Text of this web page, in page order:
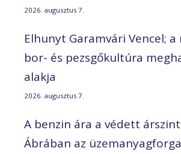
2026. augusztus 7.
Elhunyt Garamvári Vencel;
bor- és pezsgőkultúra
alakja
2026. augusztus 7.
A benzin ára a védett
Ábrában az